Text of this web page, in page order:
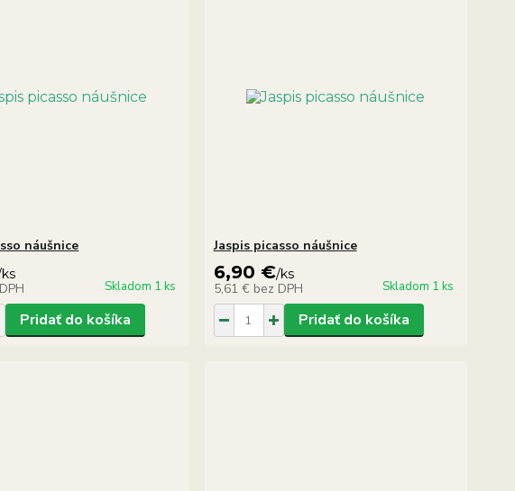
náušnice
ks
Skladom 1 ks
Pridať do košíka
Jaspis picasso náušnice
6,90 €/ks
5,61 € bez DPH Skladom 1 ks
Pridať do košíka